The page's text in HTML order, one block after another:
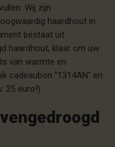
Wij zijn
haardhout in
bestaat uit
haardhout, klaar om uw
van warmte en
cadeaubon "1314AN" en
25 euro!)